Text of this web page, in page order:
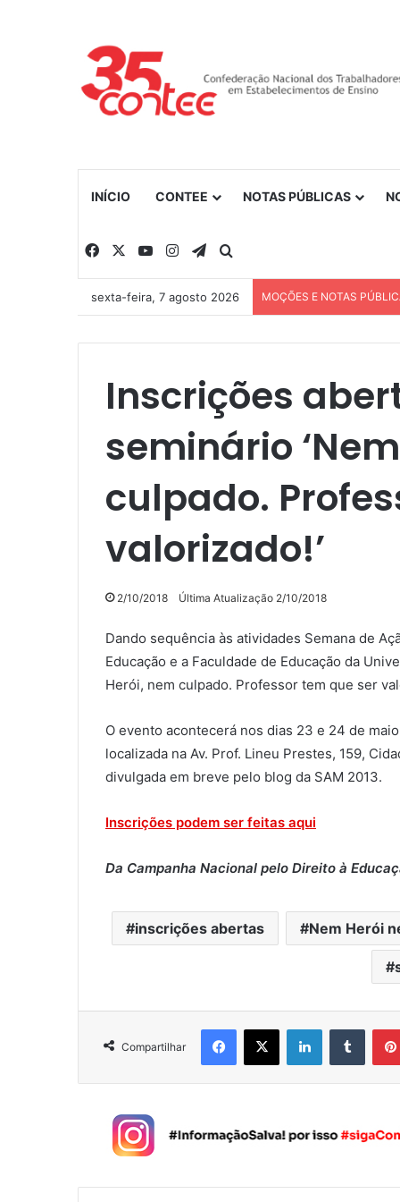
INÍCIO CONTEE NOTAS PÚBLICAS
Facebook YouTubeInstagramTelegram
sexta-feira, 7 agosto 2026 MOÇÕES E NOTAS
Inscrições
seminário
culpado.
valorizado!’
2/10/2018 Última Atualização 2/10/2018
Dando sequência às atividades Semana de
Educação e a Faculdade de Educação da
Herói, nem culpado. Professor tem que ser
O evento acontecerá nos dias 23 e 24 de
localizada na Av. Prof. Lineu Prestes, 159,
divulgada em breve pelo blog da SAM 2013.
Inscrições podem ser feitas aqui
Da Campanha Nacional pelo Direito à
inscrições abertas Nem Herói
Compartilhar